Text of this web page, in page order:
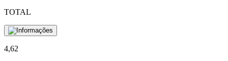
TOTAL
4,62